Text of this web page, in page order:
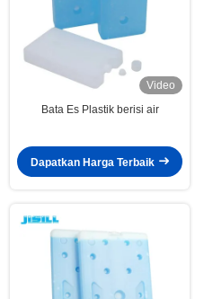
Video
Bata Es Plastik berisi air
Dapatkan Harga Terbaik